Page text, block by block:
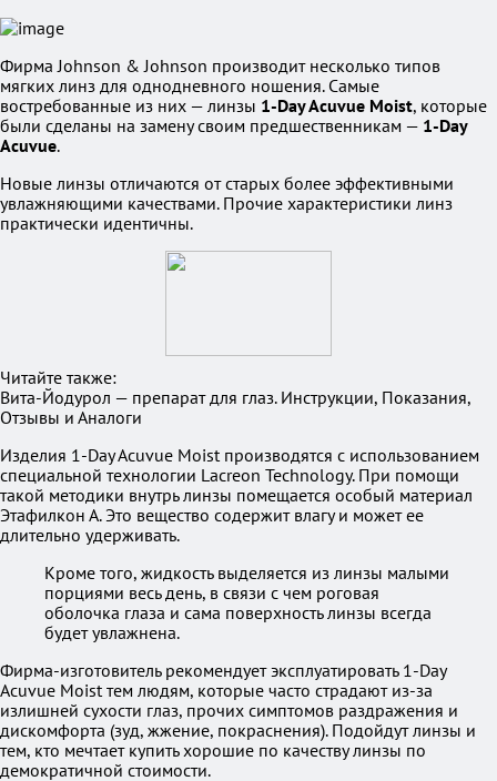
Фирма Johnson & Johnson производит несколько типов
мягких линз для однодневного ношения. Самые
востребованные из них — линзы 1-Day Acuvue Moist, которые
были сделаны на замену своим предшественникам — 1-Day
Acuvue.
Новые линзы отличаются от старых более эффективными
увлажняющими качествами. Прочие характеристики линз
практически идентичны.
Читайте также:
Вита-Йодурол — препарат для глаз. Инструкции, Показания,
Отзывы и Аналоги
Изделия 1-Day Acuvue Moist производятся с использованием
специальной технологии Lacreon Technology. При помощи
такой методики внутрь линзы помещается особый материал
Этафилкон А. Это вещество содержит влагу и может ее
длительно удерживать.
Кроме того, жидкость выделяется из линзы малыми
порциями весь день, в связи с чем роговая
оболочка глаза и сама поверхность линзы всегда
будет увлажнена.
Фирма-изготовитель рекомендует эксплуатировать 1-Day
Acuvue Moist тем людям, которые часто страдают из-за
излишней сухости глаз, прочих симптомов раздражения и
дискомфорта (зуд, жжение, покраснения). Подойдут линзы и
тем, кто мечтает купить хорошие по качеству линзы по
демократичной стоимости.